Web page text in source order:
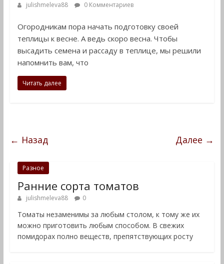
julishmeleva88 0 Комментариев
Огородникам пора начать подготовку своей
теплицы к весне. А ведь скоро весна. Чтобы
высадить семена и рассаду в теплице, мы решили
напомнить вам, что
Читать далее
← Назад Далее →
Разное
Ранние сорта томатов
julishmeleva88 0
Томаты незаменимы за любым столом, к тому же их
можно приготовить любым способом. В свежих
помидорах полно веществ, препятствующих росту